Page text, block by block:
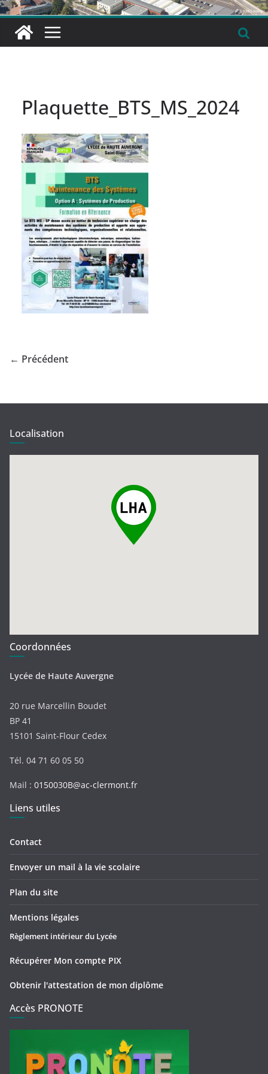
Plaquette_BTS_MS_2024
← Précédent
Localisation
Coordonnées
Lycée de Haute Auvergne
20 rue Marcellin Boudet
BP 41
15101 Saint-Flour Cedex
Tél. 04 71 60 05 50
Mail : 0150030B@ac-clermont.fr
Liens utiles
Contact
Envoyer un mail à la vie scolaire
Plan du site
Mentions légales
Règlement intérieur du Lycée
Récupérer Mon compte PIX
Obtenir l'attestation de mon diplôme
Accès PRONOTE